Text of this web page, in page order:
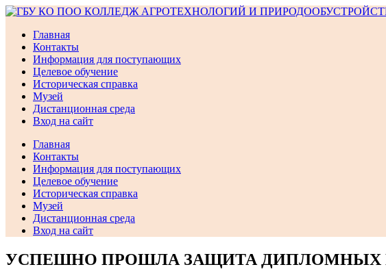
Перейти
содержимому
Главная
Контакты
Информация для поступающих
Целевое обучение
Историческая справка
Музей
Дистанционная среда
Вход на сайт
Главная
Контакты
Информация для поступающих
Целевое обучение
Историческая справка
Музей
Дистанционная среда
Вход на сайт
УСПЕШНО ПРОШЛА ЗАЩИТА ДИПЛОМНЫХ